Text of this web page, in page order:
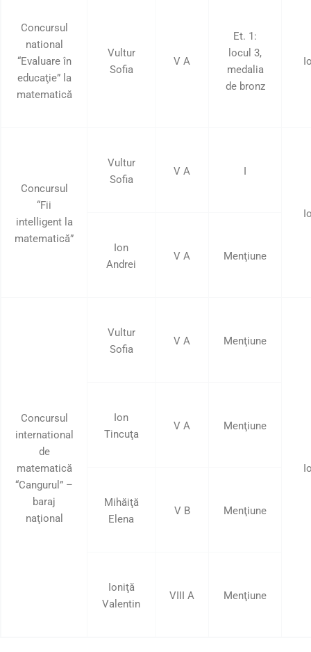
Concursul
national
“Evaluare în
educaţie” la
matematică
Vultur
Sofia
V A
Et. 1:
locul 3,
medalia
de bronz
Concursul
“Fii
intelligent la
matematică”
Vultur
Sofia
V A I
Ion
Andrei
V A Menţiune
Concursul
international
de
matematică
“Cangurul” –
baraj
naţional
Vultur
Sofia
V A Menţiune
Ion
Tincuţa
V A Menţiune
Mihăiţă
Elena
V B Menţiune
Ioniţă
Valentin
VIII A Menţiune